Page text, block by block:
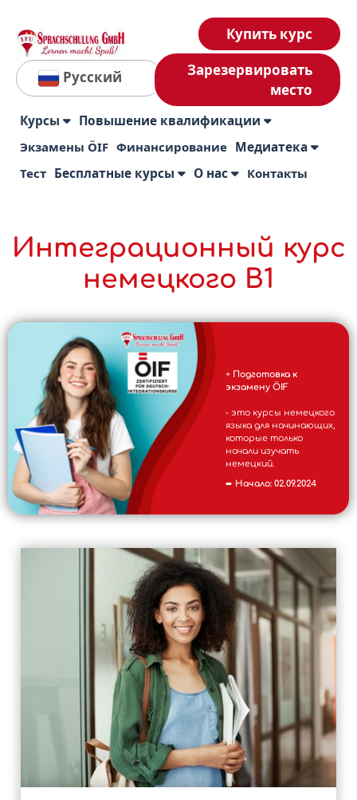
Русский
Купить курс
Зарезервировать
место
Курсы Повышение квалификации
Экзамены ÖIF Финансирование Медиатека
Тест Бесплатные курсы О нас Контакты
Интеграционный курс
немецкого B1
+ Подготовка к
экзамену ÖIF
- это курсы немецкого
языка для начинающих,
которые только
начали изучать
немецкий.
➨ Начало: 02.09.2024